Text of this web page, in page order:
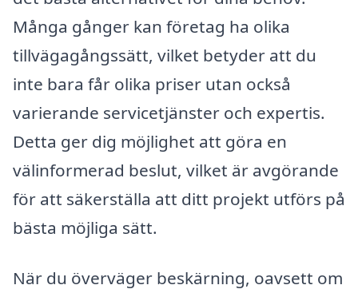
Många gånger kan företag ha olika
tillvägagångssätt, vilket betyder att du
inte bara får olika priser utan också
varierande servicetjänster och expertis.
Detta ger dig möjlighet att göra en
välinformerad beslut, vilket är avgörande
för att säkerställa att ditt projekt utförs på
bästa möjliga sätt.
När du överväger beskärning, oavsett om